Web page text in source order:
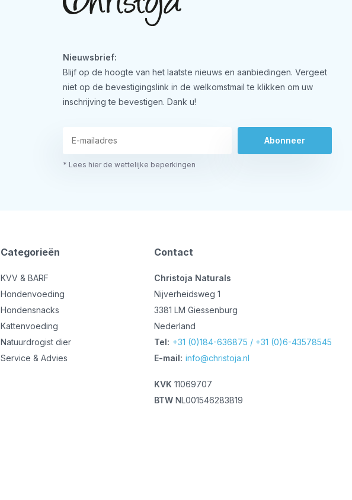
Nieuwsbrief:
Blijf op de hoogte van het laatste nieuws en aanbiedingen. Vergeet
niet op de bevestigingslink in de welkomstmail te klikken om uw
inschrijving te bevestigen. Dank u!
Abonneer
* Lees hier de wettelijke beperkingen
Categorieën
KVV & BARF
Hondenvoeding
Hondensnacks
Kattenvoeding
Natuurdrogist dier
Service & Advies
Contact
Christoja Naturals
Nijverheidsweg 1
3381 LM Giessenburg
Nederland
Tel: +31 (0)184-636875 / +31 (0)6-43578545
E-mail: info@christoja.nl
KVK 11069707
BTW NL001546283B19